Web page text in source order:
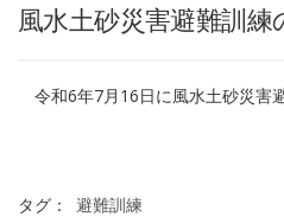
風水土砂災害避難訓練
令和6年7月16日に風水土砂災害
タグ： 避難訓練